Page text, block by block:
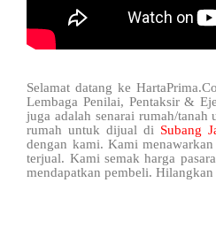
Selamat datang ke
Lembaga Penilai, Pentaksir &
juga adalah senarai rumah/
rumah untuk dijual di Subang
dengan kami. Kami
terjual. Kami semak harga
mendapatkan pembeli.